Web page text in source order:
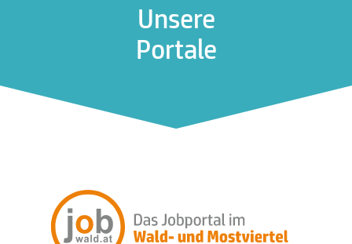
Unsere
Portale